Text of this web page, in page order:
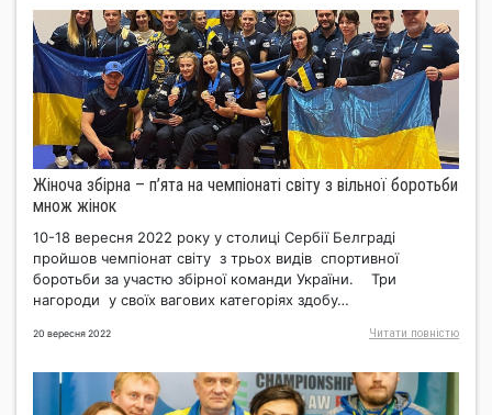
Жіноча збірна – п’ята на чемпіонаті світу з вільної боротьби
множ жінок
10-18 вересня 2022 року у столиці Сербії Белграді
пройшов чемпіонат світу з трьох видів спортивної
боротьби за участю збірної команди України. Три
нагороди у своїх вагових категоріях здобу…
20 вересня 2022 Читати повнiстю